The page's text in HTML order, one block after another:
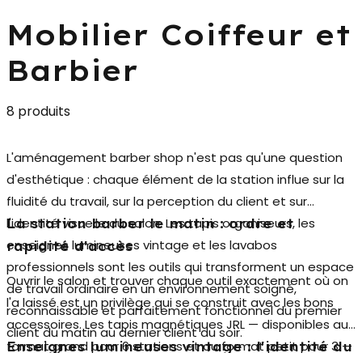
Mobilier Coiffeur et
Barbier
8 produits
L'aménagement barber shop n'est pas qu'une question
d'esthétique : chaque élément de la station influe sur la
fluidité du travail, sur la perception du client et sur
l'identité visuelle du salon. Les tapis organiseurs, les
enseignes lumineuses vintage et les lavabos
professionnels sont les outils qui transforment un espace
de travail ordinaire en un environnement soigné,
reconnaissable et parfaitement fonctionnel du premier
client du matin au dernier client du soir.
La station barber le matin : ordre et
rapidité d'accès
Ouvrir le salon et trouver chaque outil exactement où on
l'a laissé est un privilège qui se construit avec les bons
accessoires. Les tapis magnétiques JRL — disponibles au
format grand pour 6 stations et au format petit pour 3 —
Enseignes lumineuses vintage : l'identité du